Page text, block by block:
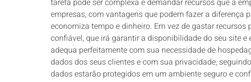
tarefa pode ser complexa e demandar recursos que a
empresas, com vantagens que podem fazer a diferença
economiza tempo e dinheiro. Em vez de gastar
confiável, que irá garantir a disponibilidade do seu site
adequa perfeitamente com sua necessidade de
dados dos seus clientes e com sua privacidade,
dados estarão protegidos em um ambiente seguro e